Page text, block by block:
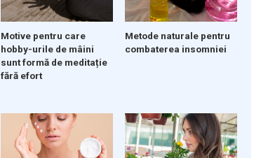
Motive pentru care
hobby-urile de mâini
sunt formă de meditație
fără efort
Metode naturale pentru
combaterea insomniei